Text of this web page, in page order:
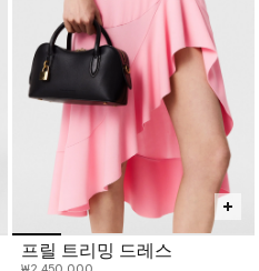
프릴 트리밍 드레스